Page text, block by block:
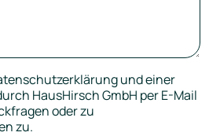
und einer
HausHirsch GmbH per E-Mail
oder zu
zu.